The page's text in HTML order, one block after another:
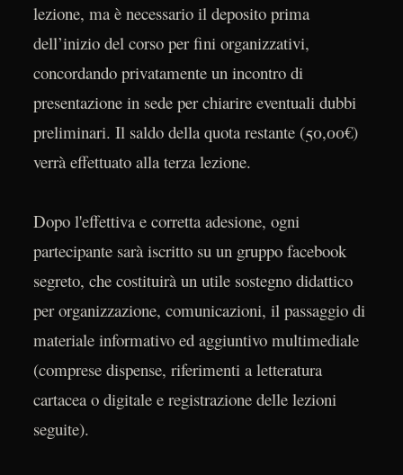
lezione, ma è necessario il deposito prima
dell’inizio del corso per fini organizzativi,
concordando privatamente un incontro di
presentazione in sede per chiarire eventuali dubbi
preliminari. Il saldo della quota restante (50,00€)
verrà effettuato alla terza lezione.
Dopo l'effettiva e corretta adesione, ogni
partecipante sarà iscritto su un gruppo facebook
segreto, che costituirà un utile sostegno didattico
per organizzazione, comunicazioni, il passaggio di
materiale informativo ed aggiuntivo multimediale
(comprese dispense, riferimenti a letteratura
cartacea o digitale e registrazione delle lezioni
seguite).